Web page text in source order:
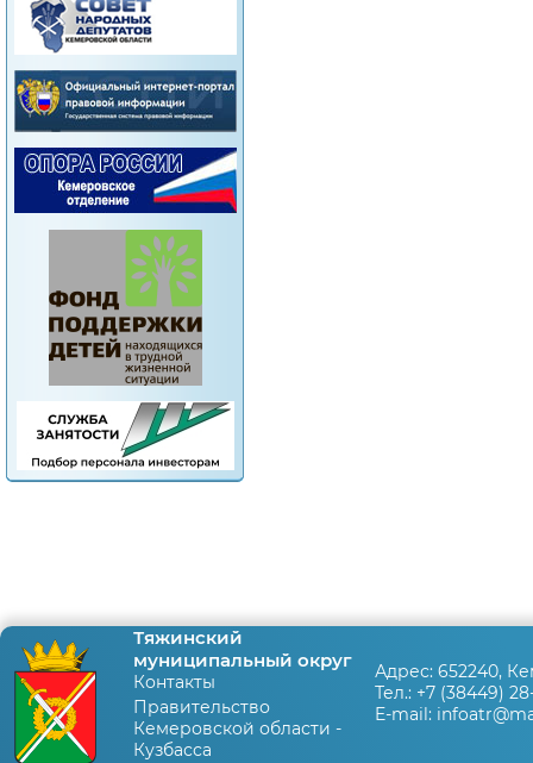
Тяжинский
муниципальный округ
Контакты
Правительство
Кемеровской области -
Кузбасса
Адрес: 652240,
Тел.: +7 (38449)
E-mail: